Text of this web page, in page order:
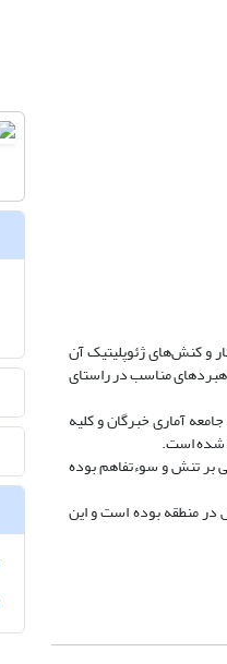
و کنش‌های ژئوپلیتیک آن
مناسب در راستای
آماری خبرگان و کلیه
شده است.
بر تنش و سوءتفاهم بوده
در منطقه بوده است و این